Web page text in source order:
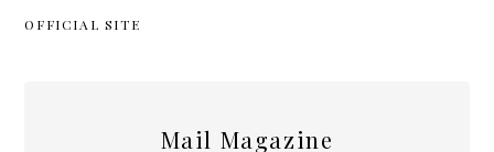
OFFICIAL SITE
Mail Magazine